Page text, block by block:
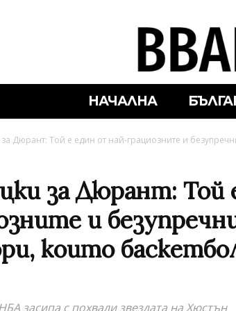
НАЧАЛНА
Дюрант: Той е един от най-грациозните и
за Дюрант: Той
и
които
засипа с похвали звездата на Хюстън